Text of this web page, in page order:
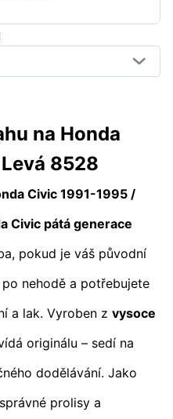
na Honda
8528
Civic 1991-1995 /
Civic pátá generace
pokud je váš původní
nehodě a potřebujete
a lak. Vyroben z vysoce
originálu – sedí na
dodělávání. Jako
prolisy a